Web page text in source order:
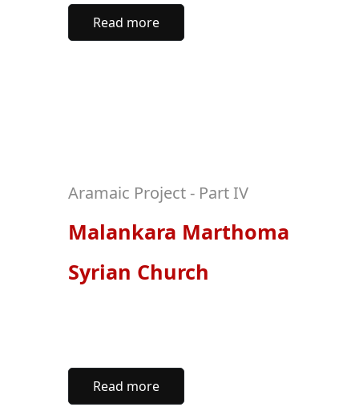
Read more
Aramaic Project - Part IV
Malankara Marthoma
Syrian Church
Read more